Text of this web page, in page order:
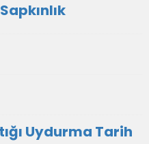
Uydurma Tarih